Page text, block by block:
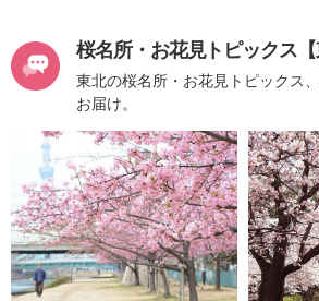
桜名所・お花見トピックス【
東北の桜名所・お花見トピックス
お届け。